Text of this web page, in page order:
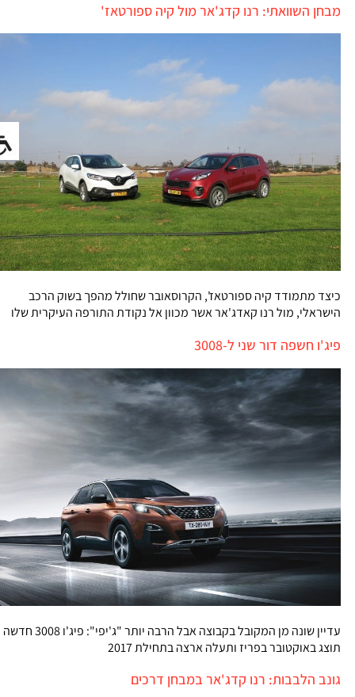
מבחן השוואתי: רנו קדג'אר מול קיה ספורטאז'
כיצד מתמודד קיה ספורטאז', הקרוסאובר שחולל מהפך בשוק הרכב
הישראלי, מול רנו קאדג'אר אשר מכוון אל נקודת התורפה העיקרית שלו
פיג'ו חשפה דור שני ל-3008
עדיין שונה מן המקובל בקבוצה אבל הרבה יותר "ג'יפי": פיג'ו 3008 חדשה
תוצג באוקטובר בפריז ותעלה ארצה בתחילת 2017
גונב הלבבות: רנו קדג'אר במבחן דרכים